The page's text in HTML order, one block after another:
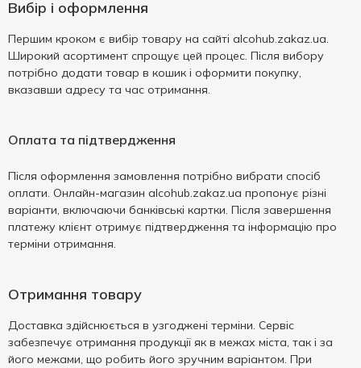
Вибір і оформлення
Першим кроком є вибір товару на сайті alcohub.zakaz.ua.
Широкий асортимент спрощує цей процес. Після вибору
потрібно додати товар в кошик і оформити покупку,
вказавши адресу та час отримання.
Оплата та підтвердження
Після оформлення замовлення потрібно вибрати спосіб
оплати. Онлайн-магазин alcohub.zakaz.ua пропонує різні
варіанти, включаючи банківські картки. Після завершення
платежу клієнт отримує підтвердження та інформацію про
терміни отримання.
Отримання товару
Доставка здійснюється в узгоджені терміни. Сервіс
забезпечує отримання продукції як в межах міста, так і за
його межами, що робить його зручним варіантом. При